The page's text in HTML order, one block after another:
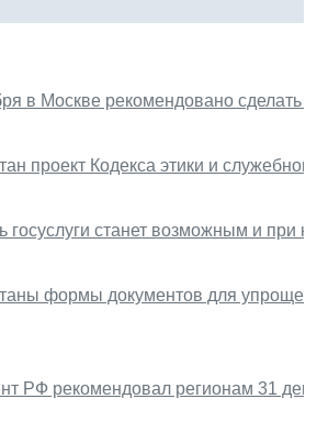
в Москве рекомендовано сделать
проект Кодекса этики и
госуслуги станет возможным и при
формы документов для
РФ рекомендовал регионам 31